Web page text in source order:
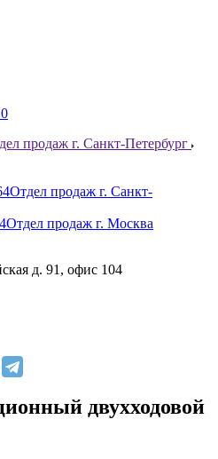
0
продаж г. Санкт-Петербург
Отдел продаж г. Санкт-
Отдел продаж г. Москва
д. 91, офис 104
двух­хо­до­вой